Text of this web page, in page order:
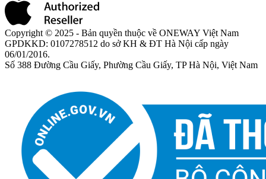
Copyright © 2025 - Bản quyền thuộc về ONEWAY Việt Nam
GPDKKD: 0107278512 do sở KH & ĐT Hà Nội cấp ngày
06/01/2016.
Số 388 Đường Cầu Giấy, Phường Cầu Giấy, TP Hà Nội, Việt Nam